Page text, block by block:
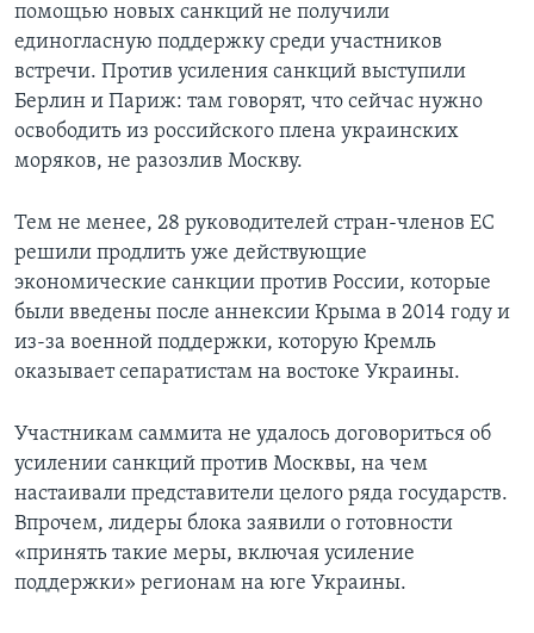
помощью новых санкций не получили
единогласную поддержку среди участников
встречи. Против усиления санкций выступили
Берлин и Париж: там говорят, что сейчас нужно
освободить из российского плена украинских
моряков, не разозлив Москву.
Тем не менее, 28 руководителей стран-членов ЕС
решили продлить уже действующие
экономические санкции против России, которые
были введены после аннексии Крыма в 2014 году и
из-за военной поддержки, которую Кремль
оказывает сепаратистам на востоке Украины.
Участникам саммита не удалось договориться об
усилении санкций против Москвы, на чем
настаивали представители целого ряда государств.
Впрочем, лидеры блока заявили о готовности
«принять такие меры, включая усиление
поддержки» регионам на юге Украины.